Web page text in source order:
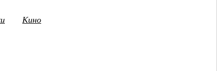
Кино